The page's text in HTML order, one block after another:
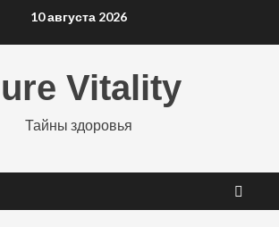
10 августа 2026
Vitality
Тайны здоровья